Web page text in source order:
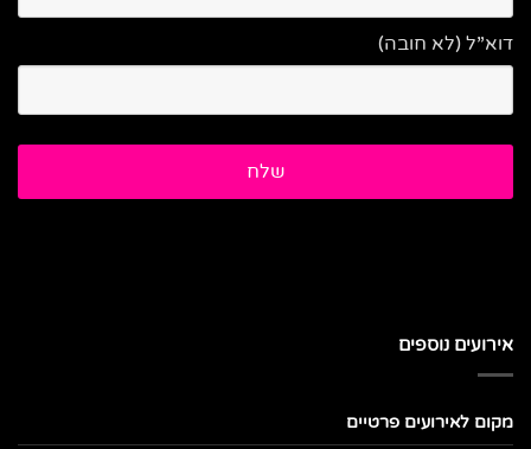
דוא”ל (לא חובה)
אירועים נוספים
מקום לאירועים פרטיים